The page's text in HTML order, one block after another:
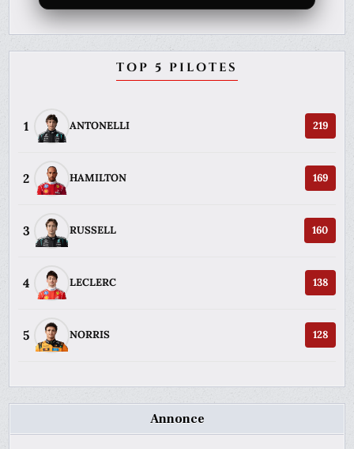
TOP 5 PILOTES
1 ANTONELLI 219
2 HAMILTON 169
3 RUSSELL 160
4 LECLERC 138
5 NORRIS 128
Annonce